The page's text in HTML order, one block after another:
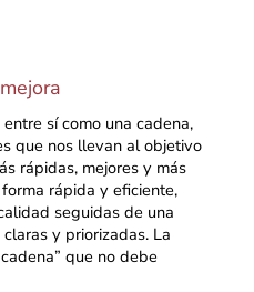
sí como una cadena,
que nos llevan al objetivo
rápidas, mejores y más
rápida y eficiente,
seguidas de una
y priorizadas. La
que no debe